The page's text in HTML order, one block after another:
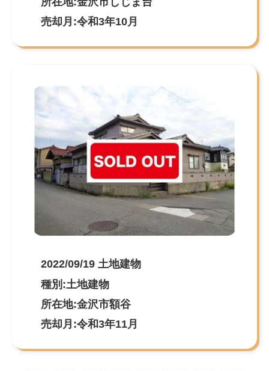
売却月:令和3年10月
2022/09/19 土地建物
種別:土地建物
所在地:金沢市額谷
売却月:令和3年11月